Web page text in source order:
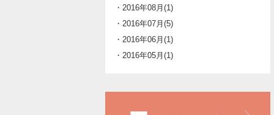
・2016年08月(1)
・2016年07月(5)
・2016年06月(1)
・2016年05月(1)